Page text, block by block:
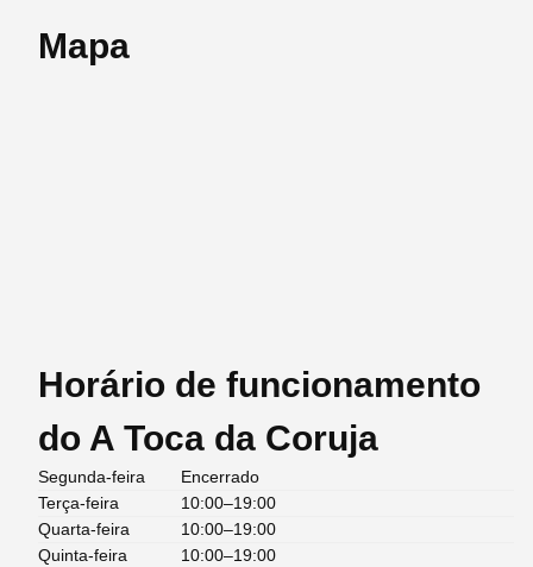
Mapa
Horário de funcionamento
do A Toca da Coruja
Segunda-feira
Encerrado
Terça-feira
10:00–19:00
Quarta-feira
10:00–19:00
Quinta-feira
10:00–19:00